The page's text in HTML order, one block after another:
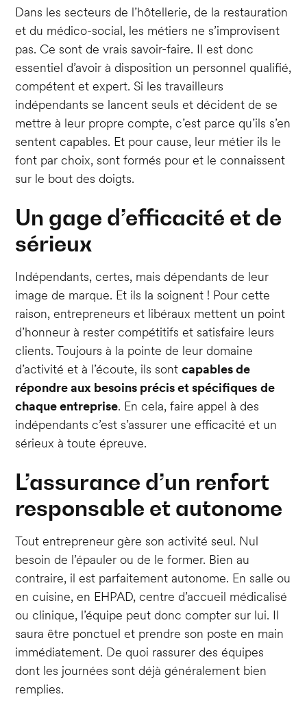
Dans les secteurs de l’hôtellerie, de la restauration
et du médico-social, les métiers ne s’improvisent
pas. Ce sont de vrais savoir-faire. Il est donc
essentiel d’avoir à disposition un personnel qualifié,
compétent et expert. Si les travailleurs
indépendants se lancent seuls et décident de se
mettre à leur propre compte, c’est parce qu’ils s’en
sentent capables. Et pour cause, leur métier ils le
font par choix, sont formés pour et le connaissent
sur le bout des doigts.
Un gage d’efficacité et de
sérieux
Indépendants, certes, mais dépendants de leur
image de marque. Et ils la soignent ! Pour cette
raison, entrepreneurs et libéraux mettent un point
d’honneur à rester compétitifs et satisfaire leurs
clients. Toujours à la pointe de leur domaine
d’activité et à l’écoute, ils sontcapables de
répondre aux besoins précis et spécifiques de
chaque entreprise. En cela, faire appel à des
indépendants c’est s’assurer une efficacité et un
sérieux à toute épreuve.
L’assurance d’un renfort
responsable et autonome
Tout entrepreneur gère son activité seul. Nul
besoin de l’épauler ou de le former. Bien au
contraire, il est parfaitement autonome. En salle ou
en cuisine, en EHPAD, centre d’accueil médicalisé
ou clinique, l’équipe peut donc compter sur lui. Il
saura être ponctuel et prendre son poste en main
immédiatement. De quoi rassurer des équipes
dont les journées sont déjà généralement bien
remplies.